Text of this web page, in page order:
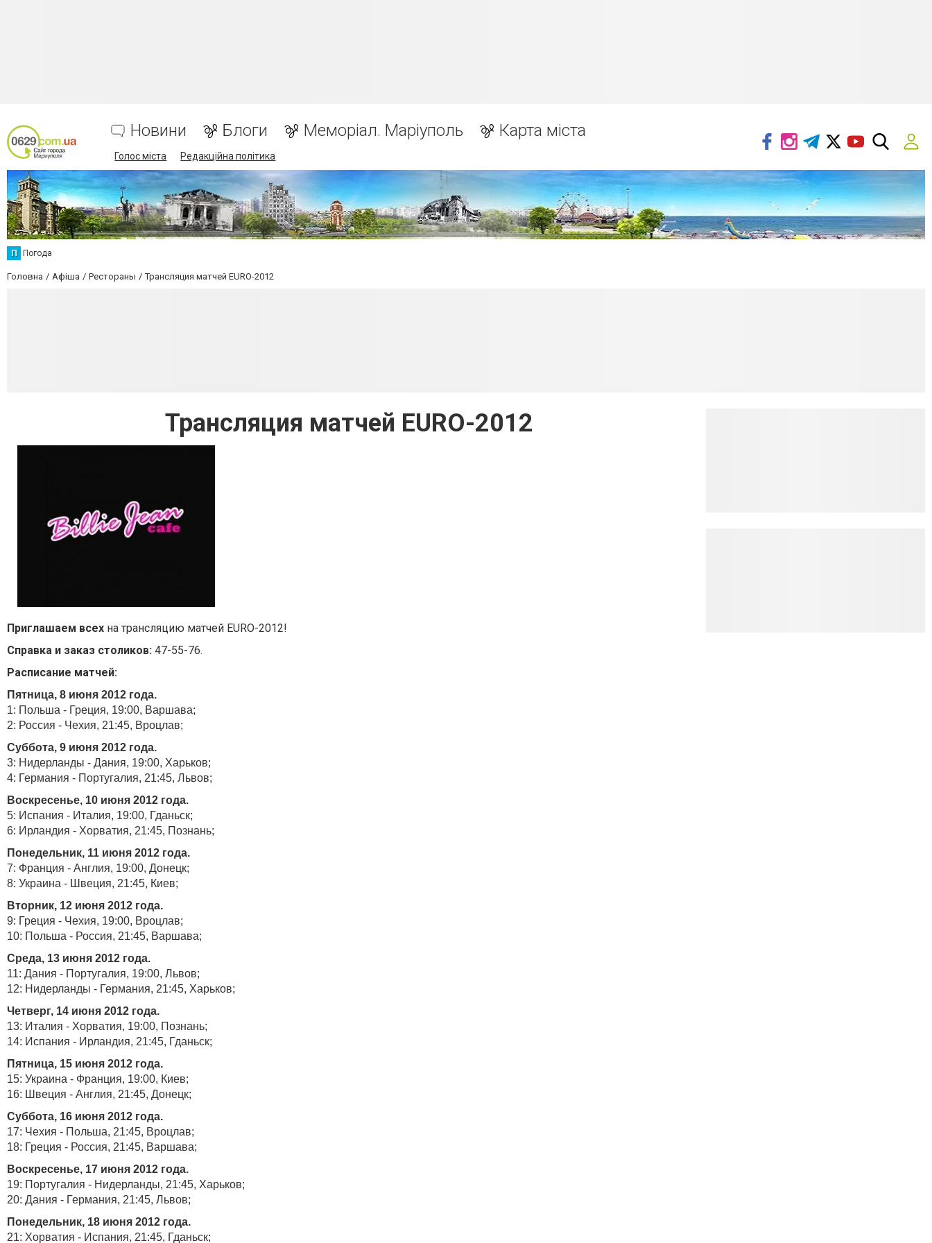
Новини Блоги Меморіал. Маріуполь Карта міста
Голос міста Редакційна політика
П Погода
Головна Афіша Рестораны Трансляция матчей EURO-2012
Трансляция матчей EURO-2012
Приглашаем всех на трансляцию матчей EURO-2012!
Справка и заказ столиков: 47-55-76.
Расписание матчей:
Пятница, 8 июня 2012 года.
1: Польша - Греция, 19:00, Варшава;
2: Россия - Чехия, 21:45, Вроцлав;
Суббота, 9 июня 2012 года.
3: Нидерланды - Дания, 19:00, Харьков;
4: Германия - Португалия, 21:45, Львов;
Воскресенье, 10 июня 2012 года.
5: Испания - Италия, 19:00, Гданьск;
6: Ирландия - Хорватия, 21:45, Познань;
Понедельник, 11 июня 2012 года.
7: Франция - Англия, 19:00, Донецк;
8: Украина - Швеция, 21:45, Киев;
Вторник, 12 июня 2012 года.
9: Греция - Чехия, 19:00, Вроцлав;
10: Польша - Россия, 21:45, Варшава;
Среда, 13 июня 2012 года.
11: Дания - Португалия, 19:00, Львов;
12: Нидерланды - Германия, 21:45, Харьков;
Четверг, 14 июня 2012 года.
13: Италия - Хорватия, 19:00, Познань;
14: Испания - Ирландия, 21:45, Гданьск;
Пятница, 15 июня 2012 года.
15: Украина - Франция, 19:00, Киев;
16: Швеция - Англия, 21:45, Донецк;
Суббота, 16 июня 2012 года.
17: Чехия - Польша, 21:45, Вроцлав;
18: Греция - Россия, 21:45, Варшава;
Воскресенье, 17 июня 2012 года.
19: Португалия - Нидерланды, 21:45, Харьков;
20: Дания - Германия, 21:45, Львов;
Понедельник, 18 июня 2012 года.
21: Хорватия - Испания, 21:45, Гданьск;